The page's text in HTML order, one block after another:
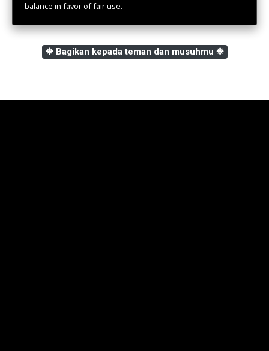
balance in favor of fair use.
❉ Bagikan kepada teman dan musuhmu ❉